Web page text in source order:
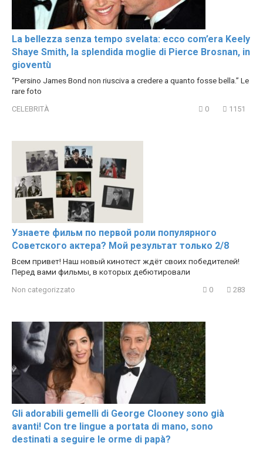
La bellezza senza tempo svelata: ecco com’era Keely
Shaye Smith, la splendida moglie di Pierce Brosnan, in
gioventù
“Persino James Bond non riusciva a credere a quanto fosse bella.” Le
rare foto
CELEBRITÀ 0 1151
Узнаете фильм по первой роли популярного
Советского актера? Мой результат только 2/8
Всем привет! Наш новый кинотест ждёт своих победителей!
Перед вами фильмы, в которых дебютировали
Non categorizzato 0 283
Gli adorabili gemelli di George Clooney sono già
avanti! Con tre lingue a portata di mano, sono
destinati a seguire le orme di papà?